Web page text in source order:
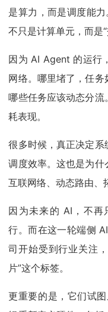
是算力，而是调度能
不只是计算单元，而是“
因为 AI Agent 的运行
网络。哪里堵了，任务
哪些任务应该动态分
耗表现。
很多时候，真正决定
调度效率。这也是为
互联网络、动态路由、
因为未来的 AI，不再
行。而在这一轮端侧
司开始受到行业关注
片”这个标签。
更重要的是，它们试